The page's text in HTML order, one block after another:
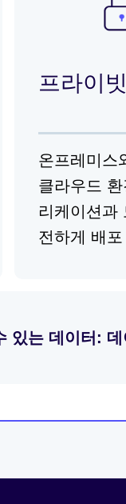
프라이
온프레미스
클라우드
리케이션과
전하게 배포
있는 데이터: